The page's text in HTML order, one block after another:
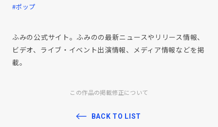
#ポップ
ふみの公式サイト。ふみのの最新ニュースやリリース情報、
ビデオ、ライブ・イベント出演情報、メディア情報などを掲
載。
この作品の掲載修正について
BACK TO LIST